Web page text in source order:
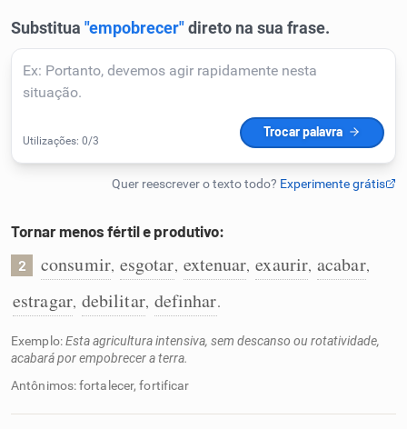
Humanizador de IA
Caça-palavras
Sinônimos
Tornar menos fértil e produtivo:
2 consumir, esgotar, extenuar, exaurir, acabar,
estragar, debilitar, definhar.
Exemplo:Esta agricultura intensiva, sem descanso ou rotatividade,
acabará por empobrecer a terra.
Antônimos: fortalecer, fortificar